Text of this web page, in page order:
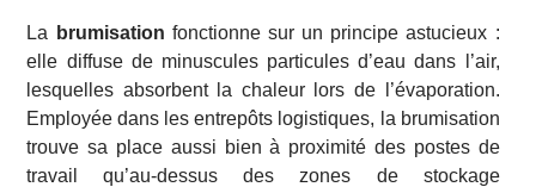
La brumisation fonctionne sur un principe astucieux :
elle diffuse de minuscules particules d’eau dans l’air,
lesquelles absorbent la chaleur lors de l’évaporation.
Employée dans les entrepôts logistiques, la brumisation
trouve sa place aussi bien à proximité des postes de
travail qu’au-dessus des zones de stockage